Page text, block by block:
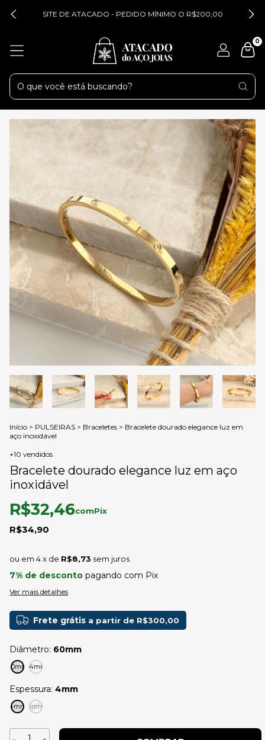
SITE DE ATACADO - PEDIDO MÍNIMO O R$200,00
0
1/6
Início > PULSEIRAS > Braceletes > Bracelete dourado elegance luz em
aço inoxidável
+10 vendidos
Bracelete dourado elegance luz em aço
inoxidável
R$34,90
R$32,46comPix
4x de R$8,73 sem juros
7% de desconto pagando com Pix
Ver mais detalhes
Frete grátis a partir de R$300,00
Diâmetro: 60mm
60mm 64mm
Espessura: 4mm
4mm 6mm